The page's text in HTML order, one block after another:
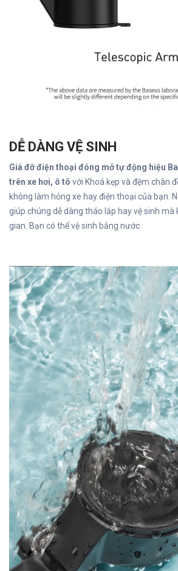
DỄ DÀNG VỆ SINH
Giá đỡ điện thoại đóng mở tự động hiệu
trên xe hơi, ô tô với Khoá kẹp và đệm chân
không làm hỏng xe hay điện thoại của bạn.
giúp chúng dễ dàng tháo lắp hay vệ sinh
gian. Bạn có thể vệ sinh bằng nước.